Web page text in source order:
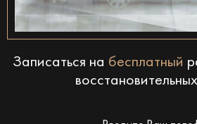
Записаться на бесплатный